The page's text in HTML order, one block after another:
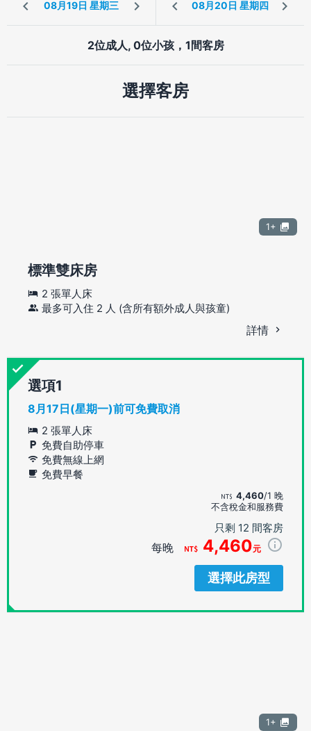
2位成人, 0位小孩，1間客房
選擇客房
1+
標準雙床房
2 張單人床
最多可入住 2 人 (含所有額外成人與孩童)
詳情
選項
8月17日(星期一)前可免費取消
2 張單人床
免費自助停車
免費無線上網
免費早餐
4,460/1 晚
不含稅金和服務費
只剩 12 間客房
每晚 4,460元
選擇此房型
1+